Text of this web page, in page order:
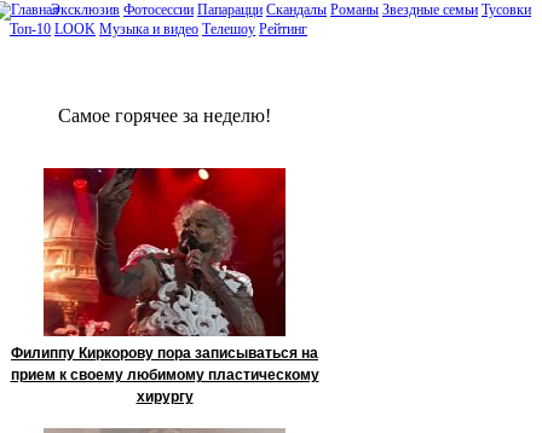
Эксклюзив Фотосессии Папарацци Скандалы Романы Звездные семьи Тусовки
Топ-10 LOOK Музыка и видео Телешоу Рейтинг
Сaмое гoрячее за неделю!
Филиппу Киркорову пора записываться на
прием к своему любимому пластическому
хирургу